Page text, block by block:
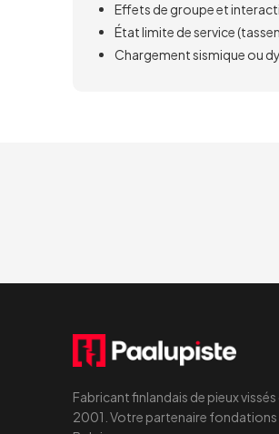
Effets de groupe et
État limite de service
Chargement sismique ou
Fabricant finlandais de pieux
2001. Votre partenaire fondations